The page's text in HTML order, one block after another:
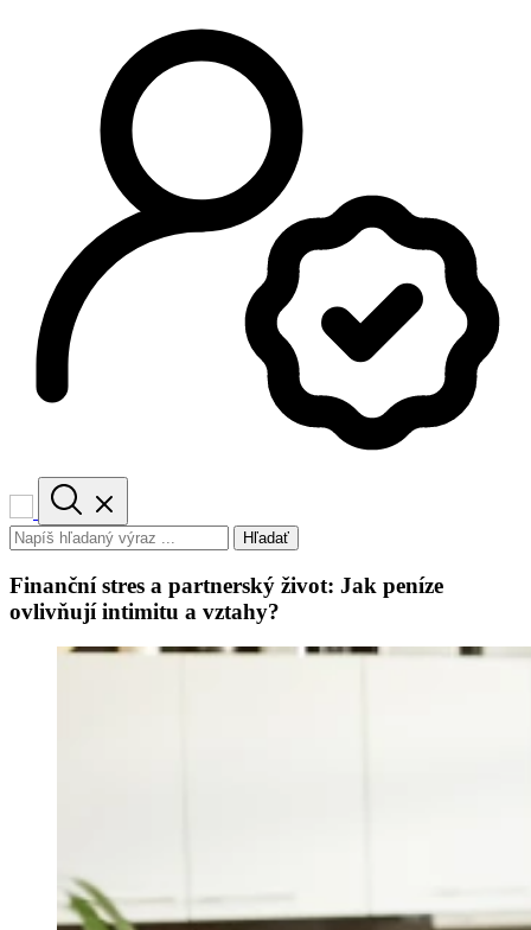
Hľadať
Finanční stres a partnerský život: Jak peníze
ovlivňují intimitu a vztahy?